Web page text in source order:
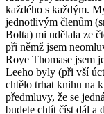
každého s každým.
jednotlivým členům
Bolta) mi udělala ze
při němž jsem
Roye Thomase jsem
Leeho byly (při vší
chtělo trhat knihu na
předmluvy, že se
budete chtít číst dál a